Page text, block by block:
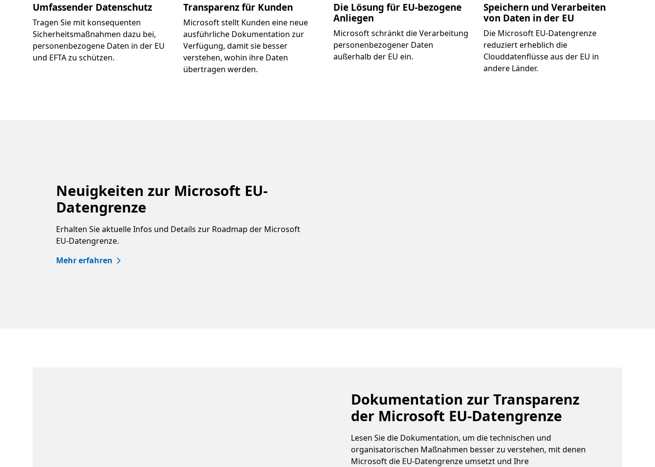
Umfassender Datenschutz
Tragen Sie mit konsequenten
Sicherheitsmaßnahmen dazu bei,
personenbezogene Daten in der EU
und EFTA zu schützen.
Transparenz für Kunden
Microsoft stellt Kunden eine neue
ausführliche Dokumentation zur
Verfügung, damit sie besser
verstehen, wohin ihre Daten
übertragen werden.
Die Lösung für EU-bezogene
Anliegen
Microsoft schränkt die Verarbeitung
personenbezogener Daten
außerhalb der EU ein.
Speichern und Verarbeiten
von Daten in der EU
Die Microsoft EU-Datengrenze
reduziert erheblich die
Clouddatenflüsse aus der EU in
andere Länder.
Neuigkeiten zur Microsoft EU-
Datengrenze
Erhalten Sie aktuelle Infos und Details zur Roadmap der Microsoft
EU-Datengrenze.
Mehr erfahren
Dokumentation zur Transparenz
der Microsoft EU-Datengrenze
Lesen Sie die Dokumentation, um die technischen und
organisatorischen Maßnahmen besser zu verstehen, mit denen
Microsoft die EU-Datengrenze umsetzt und Ihre